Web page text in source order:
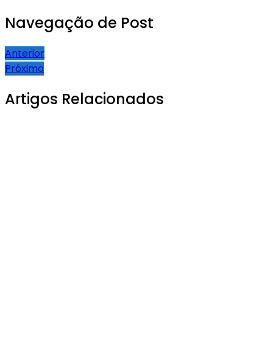
Navegação de Post
Anterior
Próximo
Artigos Relacionados